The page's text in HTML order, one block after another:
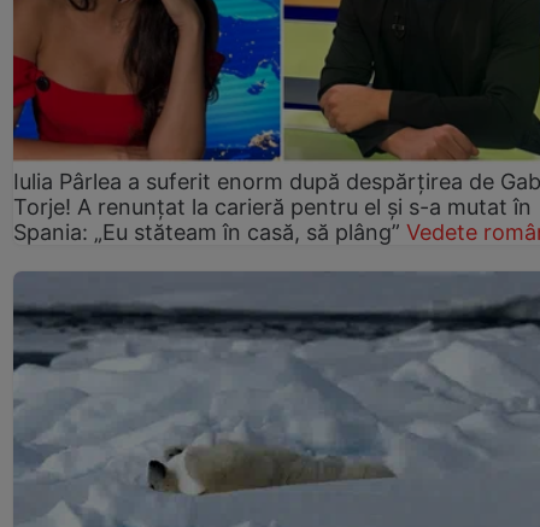
Iulia Pârlea a suferit enorm după despărțirea de
Torje! A renunțat la carieră pentru el și s-a mutat în
Spania: „Eu stăteam în casă, să plâng” Vedete